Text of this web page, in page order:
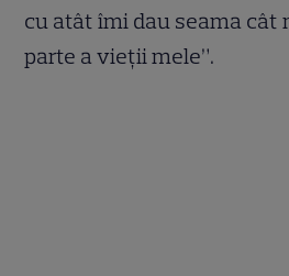
cu atât îmi dau seama cât
parte a vieții mele”.